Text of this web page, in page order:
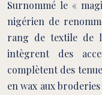
Surnommé le «
nigérien de
rang de textile de
intègrent des
complètent des
en wax aux